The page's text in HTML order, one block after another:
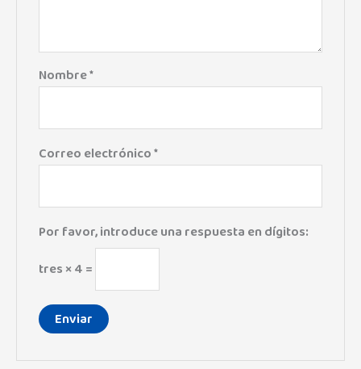
Nombre*
Correo electrónico*
Por favor, introduce una respuesta en dígitos:
tres × 4 =